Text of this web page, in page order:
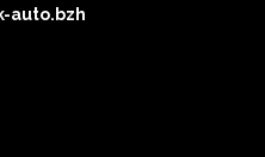
auto.bzh